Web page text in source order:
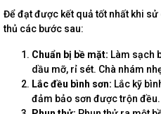
Để đạt được kết quả tốt nhất khi
thủ các bước sau:
Chuẩn bị bề mặt: Làm sạch
dầu mỡ, rỉ sét. Chà nhám
Lắc đều bình sơn: Lắc kỹ
đảm bảo sơn được trộn đều.